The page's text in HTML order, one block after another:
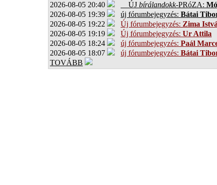
2026-08-05 20:40 ÚJ bírálandokk-PRóZA:
2026-08-05 19:39
új fórumbejegyzés: Bátai
2026-08-05 19:22
Új fórumbejegyzés: Zima
2026-08-05 19:19
Új fórumbejegyzés: Ur Attila
2026-08-05 18:24
új fórumbejegyzés: Paál
2026-08-05 18:07
új fórumbejegyzés: Bátai
TOVÁBB